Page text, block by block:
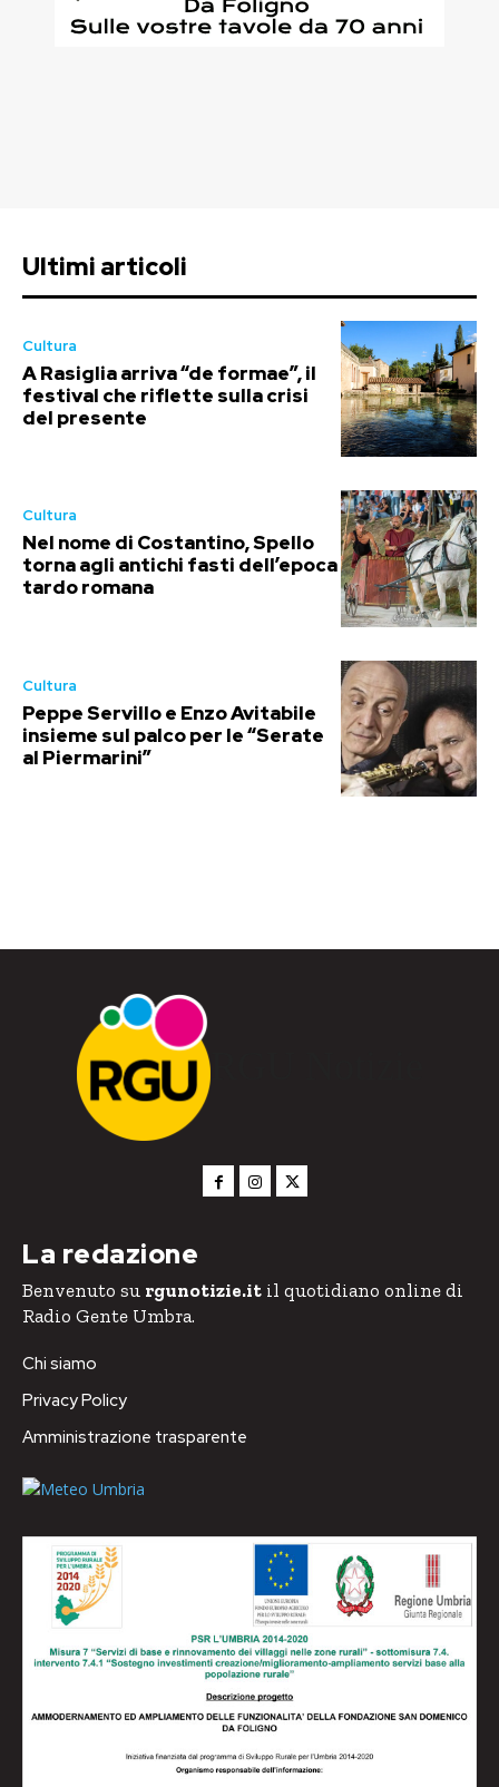
Ultimi articoli
Cultura
A Rasiglia arriva “de formae”, il
festival che riflette sulla crisi
del presente
Cultura
Nel nome di Costantino, Spello
torna agli antichi fasti dell’epoca
tardo romana
Cultura
Peppe Servillo e Enzo Avitabile
insieme sul palco per le “Serate
al Piermarini”
RGU Notizie
La redazione
Benvenuto su rgunotizie.it il quotidiano online di
Radio Gente Umbra.
Chi siamo
Privacy Policy
Amministrazione trasparente